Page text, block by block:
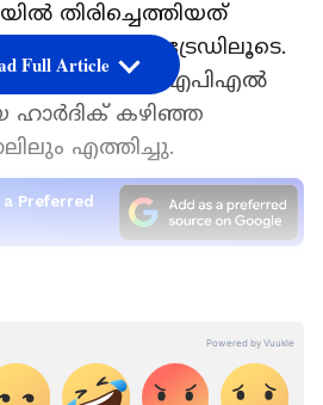
തിരിച്ചെത്തിയത്
പ്ലെയര്‍ ട്രേഡിലൂടെ.
സീസണില്‍ ഐപിഎല്‍
ഹാര്‍ദിക് കഴിഞ്ഞ
എത്തിച്ചു.
a Preferred
ഭാവി എന്താവുമെന്നാണ്
ഹാര്‍ദിക്കിന്റെ
Full Article